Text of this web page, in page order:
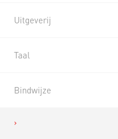
Uitgeverij
Taal
Bindwijze